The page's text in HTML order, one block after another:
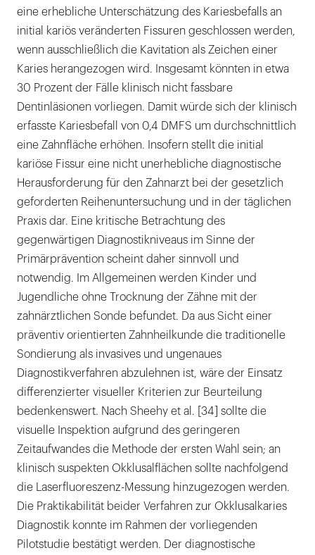
eine erhebliche Unterschätzung des Kariesbefalls an
initial kariös veränderten Fissuren geschlossen werden,
wenn ausschließlich die Kavitation als Zeichen einer
Karies herangezogen wird. Insgesamt könnten in etwa
30 Prozent der Fälle klinisch nicht fassbare
Dentinläsionen vorliegen. Damit würde sich der klinisch
erfasste Kariesbefall von 0,4 DMFS um durchschnittlich
eine Zahnfläche erhöhen. Insofern stellt die initial
kariöse Fissur eine nicht unerhebliche diagnostische
Herausforderung für den Zahnarzt bei der gesetzlich
geforderten Reihenuntersuchung und in der täglichen
Praxis dar. Eine kritische Betrachtung des
gegenwärtigen Diagnostikniveaus im Sinne der
Primärprävention scheint daher sinnvoll und
notwendig. Im Allgemeinen werden Kinder und
Jugendliche ohne Trocknung der Zähne mit der
zahnärztlichen Sonde befundet. Da aus Sicht einer
präventiv orientierten Zahnheilkunde die traditionelle
Sondierung als invasives und ungenaues
Diagnostikverfahren abzulehnen ist, wäre der Einsatz
differenzierter visueller Kriterien zur Beurteilung
bedenkenswert. Nach Sheehy et al. [34] sollte die
visuelle Inspektion aufgrund des geringeren
Zeitaufwandes die Methode der ersten Wahl sein; an
klinisch suspekten Okklusalflächen sollte nachfolgend
die Laserfluoreszenz-Messung hinzugezogen werden.
Die Praktikabilität beider Verfahren zur Okklusalkaries
Diagnostik konnte im Rahmen der vorliegenden
Pilotstudie bestätigt werden. Der diagnostische